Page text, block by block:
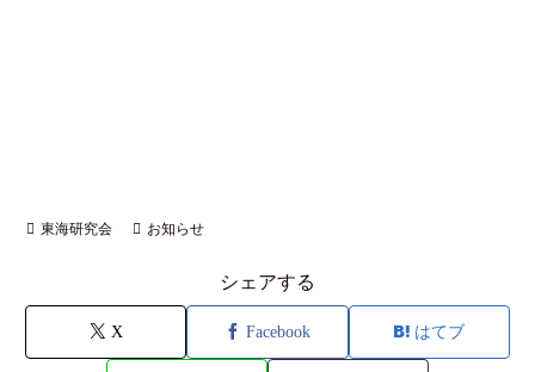
東海研究会 お知らせ
シェアする
X Facebook はてブ